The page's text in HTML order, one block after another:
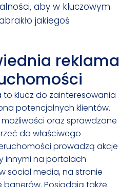
aby w kluczowym
jakiegoś
reklama
to klucz do zainteresowania
potencjalnych klientów.
oraz sprawdzone
do właściwego
prowadzą akcje
innymi na portalach
social media, na stronie